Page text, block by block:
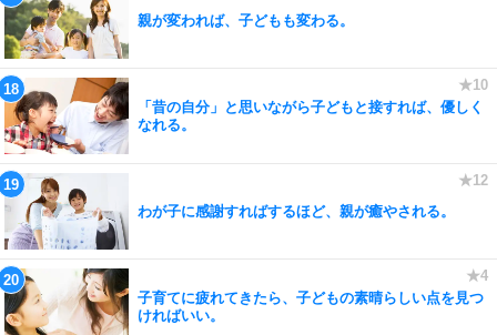
親が変われば、子どもも変わる。
「昔の自分」と思いながら子どもと接すれば、優しく
なれる。
わが子に感謝すればするほど、親が癒やされる。
子育てに疲れてきたら、子どもの素晴らしい点を見つ
ければいい。